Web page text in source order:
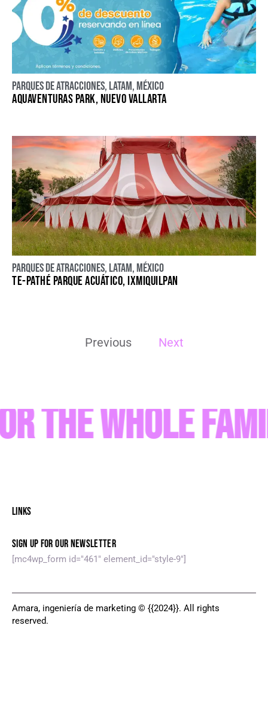
Parques de atracciones,LATAM,México
AQUAVENTURAS PARK, NUEVO VALLARTA
Parques de atracciones,LATAM,México
TE-PATHÉ PARQUE ACUÁTICO, IXMIQUILPAN
Previous Next
Whole Famil
LINKS
SIGN UP FOR OUR NEWSLETTER
[mc4wp_form id="461" element_id="style-9"]
Amara, ingeniería de marketing © {{2024}}. All rights
reserved.